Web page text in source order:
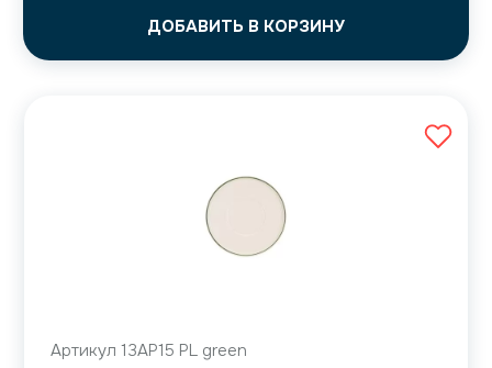
ДОБАВИТЬ В КОРЗИНУ
Артикул 13AP15 PL green